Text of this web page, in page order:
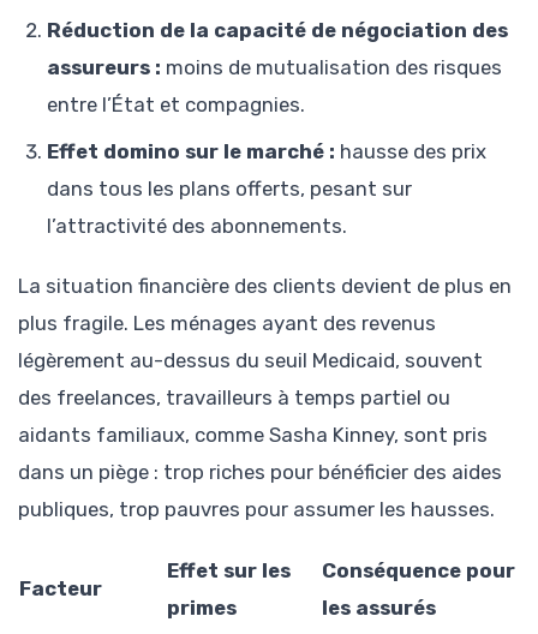
Réduction de la capacité de négociation des
assureurs : moins de mutualisation des risques
entre l’État et compagnies.
Effet domino sur le marché : hausse des prix
dans tous les plans offerts, pesant sur
l’attractivité des abonnements.
La situation financière des clients devient de plus en
plus fragile. Les ménages ayant des revenus
légèrement au-dessus du seuil Medicaid, souvent
des freelances, travailleurs à temps partiel ou
aidants familiaux, comme Sasha Kinney, sont pris
dans un piège : trop riches pour bénéficier des aides
publiques, trop pauvres pour assumer les hausses.
Facteur
Effet sur les
primes
Conséquence pour
les assurés